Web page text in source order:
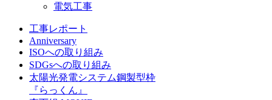
電気工事
工事レポート
Anniversary
ISOへの取り組み
SDGsへの取り組み
太陽光発電システム鋼製型枠
『らっくん』